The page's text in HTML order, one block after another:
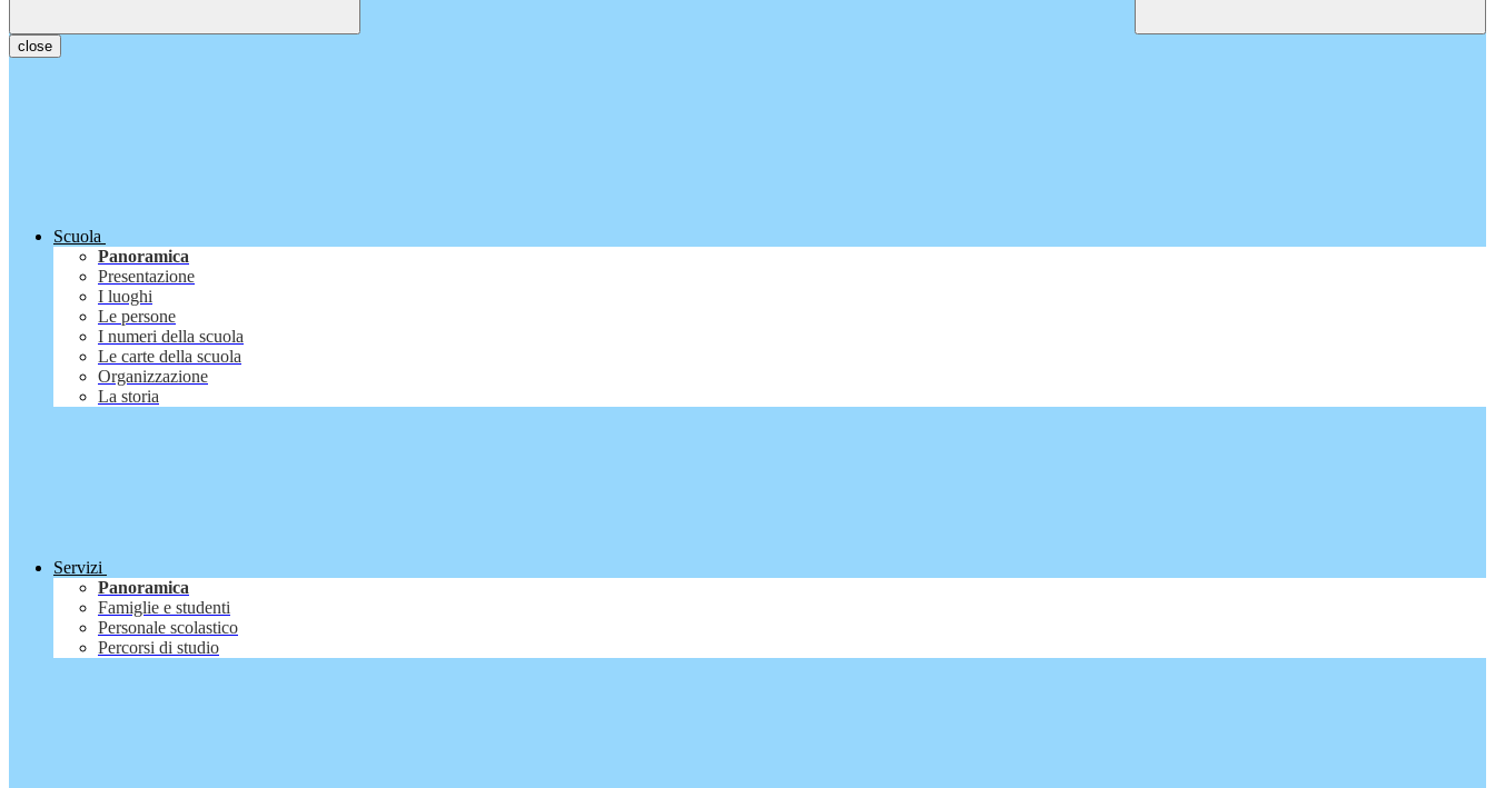
close
Scuola
Panoramica
Presentazione
I luoghi
Le persone
I numeri della scuola
Le carte della scuola
Organizzazione
La storia
Servizi
Panoramica
Famiglie e studenti
Personale scolastico
Percorsi di studio